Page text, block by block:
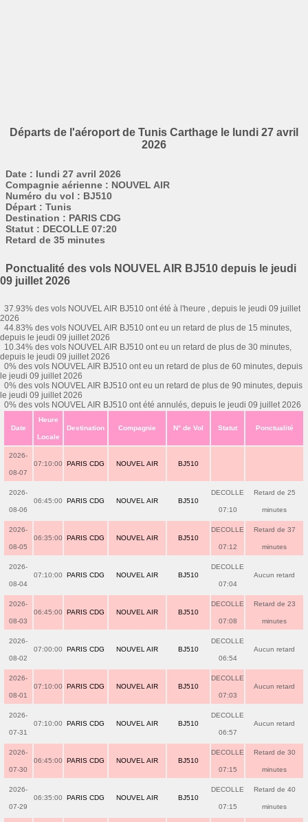
Départs de l'aéroport de Tunis Carthage le lundi 27 avril
2026
Date : lundi 27 avril 2026
Compagnie aérienne : NOUVEL AIR
Numéro du vol : BJ510
Départ : Tunis
Destination : PARIS CDG
Statut : DECOLLE 07:20
Retard de 35 minutes
Ponctualité des vols NOUVEL AIR BJ510 depuis le jeudi
09 juillet 2026
37.93% des vols NOUVEL AIR BJ510 ont été à l'heure , depuis le jeudi 09 juillet
2026
44.83% des vols NOUVEL AIR BJ510 ont eu un retard de plus de 15 minutes,
depuis le jeudi 09 juillet 2026
10.34% des vols NOUVEL AIR BJ510 ont eu un retard de plus de 30 minutes,
depuis le jeudi 09 juillet 2026
0% des vols NOUVEL AIR BJ510 ont eu un retard de plus de 60 minutes, depuis
le jeudi 09 juillet 2026
0% des vols NOUVEL AIR BJ510 ont eu un retard de plus de 90 minutes, depuis
le jeudi 09 juillet 2026
0% des vols NOUVEL AIR BJ510 ont été annulés, depuis le jeudi 09 juillet 2026
Date
Heure
Locale
Destination Compagnie N° de Vol Statut Ponctualité
2026-
08-07
07:10:00 PARIS CDG NOUVEL AIR BJ510
2026-
08-06
06:45:00 PARIS CDG NOUVEL AIR BJ510
DECOLLE
07:10
Retard de 25
minutes
2026-
08-05
06:35:00 PARIS CDG NOUVEL AIR BJ510
DECOLLE
07:12
Retard de 37
minutes
2026-
08-04
07:10:00 PARIS CDG NOUVEL AIR BJ510
DECOLLE
07:04
Aucun retard
2026-
08-03
06:45:00 PARIS CDG NOUVEL AIR BJ510
DECOLLE
07:08
Retard de 23
minutes
2026-
08-02
07:00:00 PARIS CDG NOUVEL AIR BJ510
DECOLLE
06:54
Aucun retard
2026-
08-01
07:10:00 PARIS CDG NOUVEL AIR BJ510
DECOLLE
07:03
Aucun retard
2026-
07-31
07:10:00 PARIS CDG NOUVEL AIR BJ510
DECOLLE
06:57
Aucun retard
2026-
07-30
06:45:00 PARIS CDG NOUVEL AIR BJ510
DECOLLE
07:15
Retard de 30
minutes
2026-
07-29
06:35:00 PARIS CDG NOUVEL AIR BJ510
DECOLLE
07:15
Retard de 40
minutes